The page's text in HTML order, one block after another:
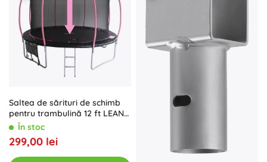
Saltea de sărituri de schimb
pentru trambulină 12 ft LEAN
SPORT MAX
În stoc
299,00 lei